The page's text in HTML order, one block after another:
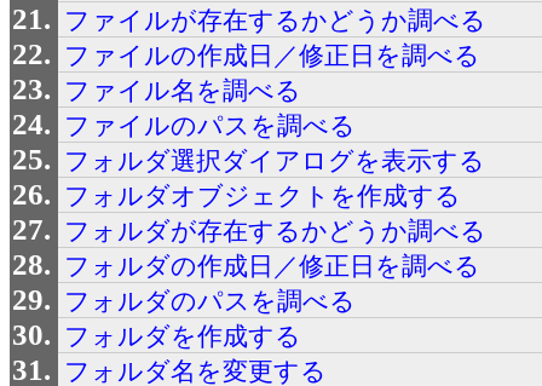
ファイルが存在するかどうか調べる
ファイルの作成日／修正日を調べる
ファイル名を調べる
ファイルのパスを調べる
フォルダ選択ダイアログを表示する
フォルダオブジェクトを作成する
フォルダが存在するかどうか調べる
フォルダの作成日／修正日を調べる
フォルダのパスを調べる
フォルダを作成する
フォルダ名を変更する